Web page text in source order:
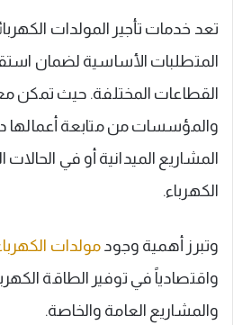
تعد خدمات تأجير المولدات
المتطلبات الأساسية لضمان
القطاعات المختلفة. حيث تمكن
والمؤسسات من متابعة
المشاريع الميدانية أو في الحالات
الكهرباء.
وتبرز أهمية وجود مولدات
واقتصادياً في توفير الطاقة
والمشاريع العامة والخاصة.